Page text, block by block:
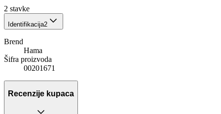
2 stavke
Identifikacija2
Brend
Hama
Šifra proizvoda
00201671
Recenzije kupaca